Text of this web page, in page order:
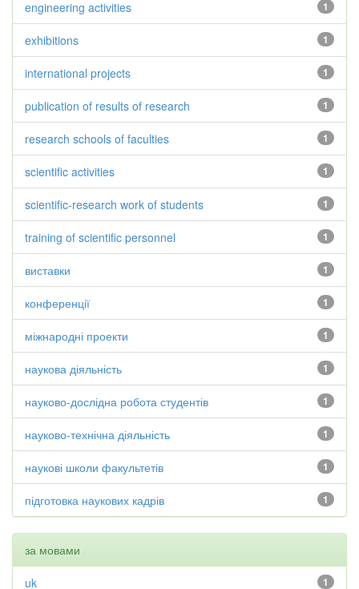
1
engineering activities
1
exhibitions
1
international projects
1
publication of results of research
1
research schools of faculties
1
scientific activities
1
scientific-research work of students
1
training of scientific personnel
1
виставки
1
конференції
1
міжнародні проекти
1
наукова діяльність
1
науково-дослідна робота студентів
1
науково-технічна діяльність
1
наукові школи факультетів
1
підготовка наукових кадрів
за мовами
1
uk